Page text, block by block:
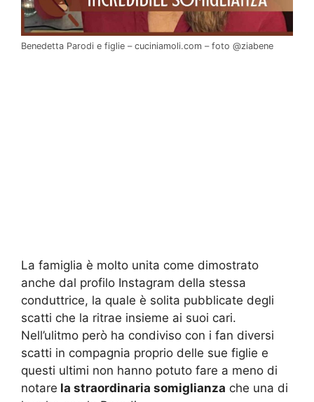
Benedetta Parodi e figlie – cuciniamoli.com – foto @ziabene
La famiglia è molto unita come dimostrato
anche dal profilo Instagram della stessa
conduttrice, la quale è solita pubblicate degli
scatti che la ritrae insieme ai suoi cari.
Nell’ulitmo però ha condiviso con i fan diversi
scatti in compagnia proprio delle sue figlie e
questi ultimi non hanno potuto fare a meno di
notare la straordinaria somiglianza che una di